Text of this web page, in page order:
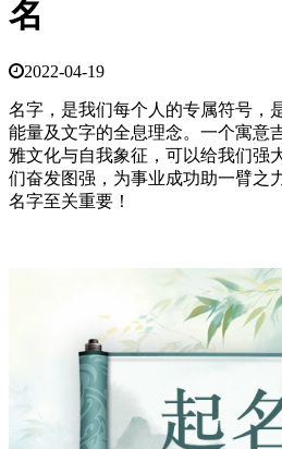
名
2022-04-19
名字，是我们每个人的专属符号，
能量及文字的全息理念。一个寓意
雅文化与自我象征，可以给我们强
们奋发图强，为事业成功助一臂之
名字至关重要！